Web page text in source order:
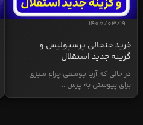
1405/03/19
خرید جنجالی پرسپولیس و
گزینه جدید استقلال
در حالی که آریا یوسفی چراغ سبزی
برای پیوستن به پرس...